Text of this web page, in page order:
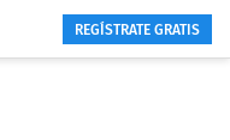
REGÍSTRATE GRATIS